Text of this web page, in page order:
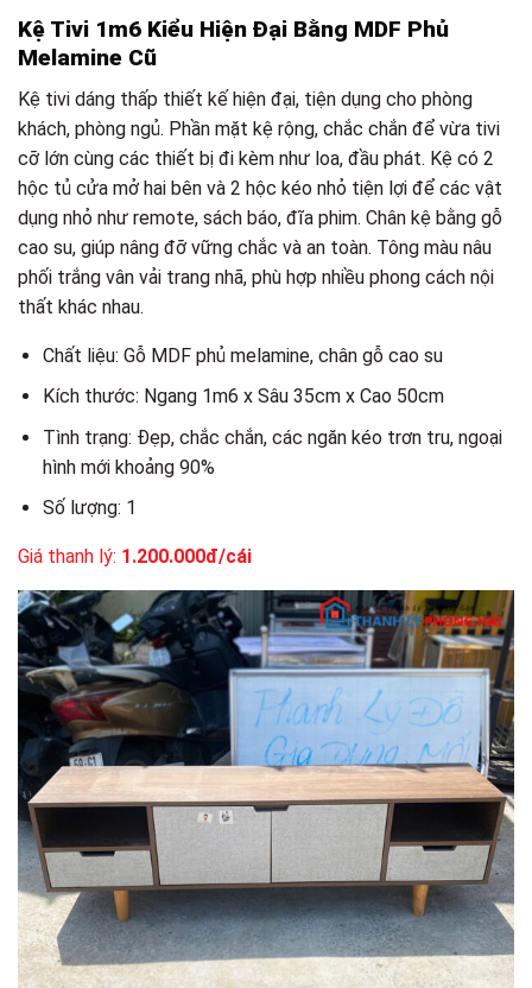
Kệ Tivi 1m6 Kiểu Hiện Đại Bằng MDF Phủ
Melamine Cũ
Kệ tivi dáng thấp thiết kế hiện đại, tiện dụng cho phòng
khách, phòng ngủ. Phần mặt kệ rộng, chắc chắn để vừa tivi
cỡ lớn cùng các thiết bị đi kèm như loa, đầu phát. Kệ có 2
hộc tủ cửa mở hai bên và 2 hộc kéo nhỏ tiện lợi để các vật
dụng nhỏ như remote, sách báo, đĩa phim. Chân kệ bằng gỗ
cao su, giúp nâng đỡ vững chắc và an toàn. Tông màu nâu
phối trắng vân vải trang nhã, phù hợp nhiều phong cách nội
thất khác nhau.
Chất liệu: Gỗ MDF phủ melamine, chân gỗ cao su
Kích thước: Ngang 1m6 x Sâu 35cm x Cao 50cm
Tình trạng: Đẹp, chắc chắn, các ngăn kéo trơn tru, ngoại
hình mới khoảng 90%
Số lượng: 1
Giá thanh lý: 1.200.000đ/cái